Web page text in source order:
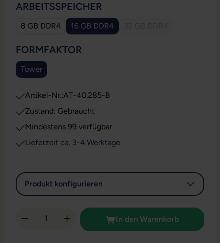
ARBEITSSPEICHER
8 GB DDR4 16 GB DDR4
FORMFAKTOR
Tower
Artikel-Nr.:AT-40.285-B
Zustand: Gebraucht
Mindestens 99 verfügbar
Lieferzeit ca. 3-4 Werktage
Produkt konfigurieren
Produkt Anzahl: Gib den gewünschten
In den Warenkorb